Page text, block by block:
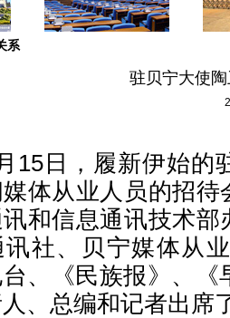
系
驻贝宁大使
15日 ，履新伊始
体从业人员的招
和信息通讯技术
讯社、贝宁媒体从
、《民族报》、
、总编和记者出席